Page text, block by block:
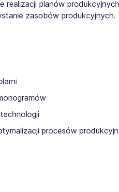
realizacji planów
zasobów produkcyjnych.
procesów